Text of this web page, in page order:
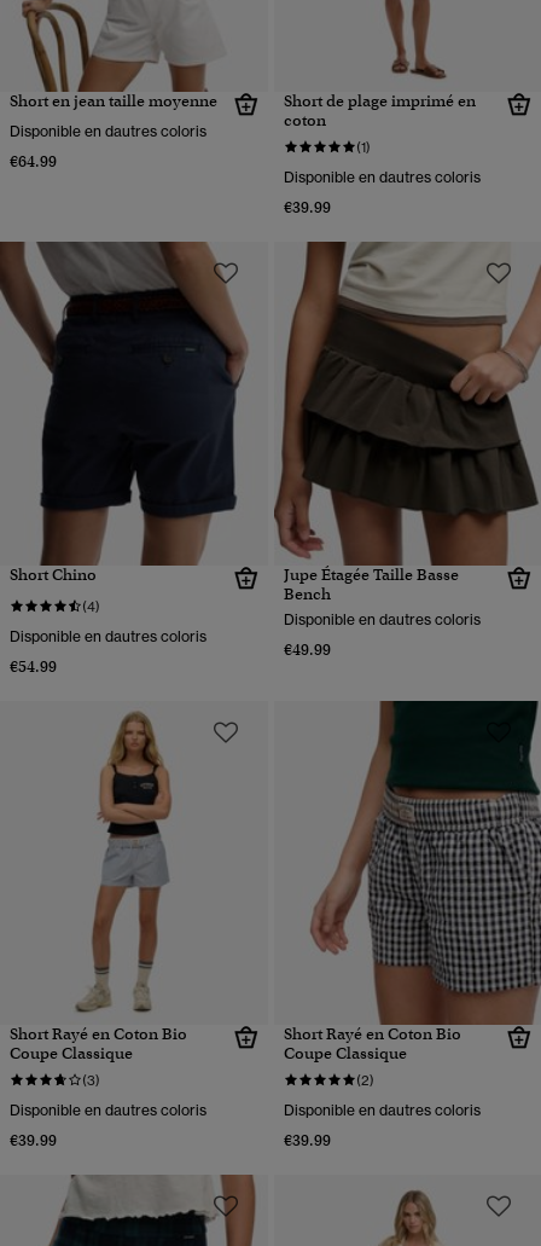
Short en jean taille moyenne
Disponible en dautres coloris
€64.99
Short de plage imprimé en
coton
(1)
Disponible en dautres coloris
€39.99
Short Chino
(4)
Disponible en dautres coloris
€54.99
Jupe Étagée Taille Basse
Bench
Disponible en dautres coloris
€49.99
Short Rayé en Coton Bio
Coupe Classique
(3)
Disponible en dautres coloris
€39.99
Short Rayé en Coton Bio
Coupe Classique
(2)
Disponible en dautres coloris
€39.99